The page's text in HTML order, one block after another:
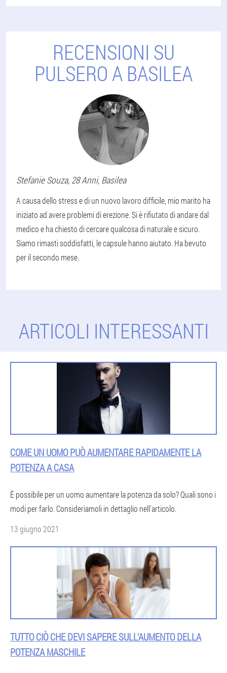
RECENSIONI SU
PULSERO A BASILEA
Stefanie Souza, 28 Anni, Basilea
A causa dello stress e di un nuovo lavoro difficile, mio marito ha
iniziato ad avere problemi di erezione. Si è rifiutato di andare dal
medico e ha chiesto di cercare qualcosa di naturale e sicuro.
Siamo rimasti soddisfatti, le capsule hanno aiutato. Ha bevuto
per il secondo mese.
ARTICOLI INTERESSANTI
COME UN UOMO PUÒ AUMENTARE RAPIDAMENTE LA
POTENZA A CASA
È possibile per un uomo aumentare la potenza da solo? Quali sono i
modi per farlo. Consideriamoli in dettaglio nell'articolo.
13 giugno 2021
TUTTO CIÒ CHE DEVI SAPERE SULL'AUMENTO DELLA
POTENZA MASCHILE